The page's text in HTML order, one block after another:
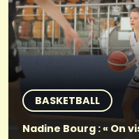
BASKETBALL
Nadine Bourg : « On